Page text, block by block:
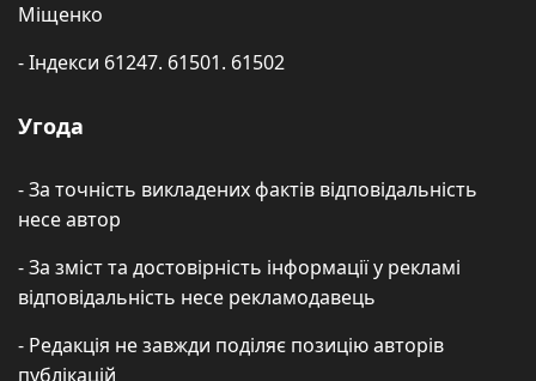
Міщенко
- Індекси 61247. 61501. 61502
Угода
- За точність викладених фактів відповідальність
несе автор
- За зміст та достовірність інформації у рекламі
відповідальність несе рекламодавець
- Редакція не завжди поділяє позицію авторів
публікацій